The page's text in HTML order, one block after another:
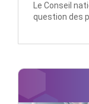
Le Conseil
question des